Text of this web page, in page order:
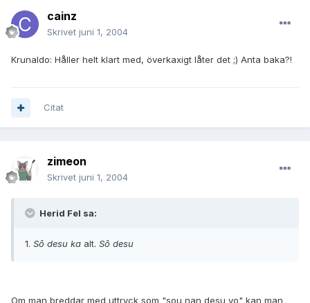
cainz
Skrivet juni 1, 2004
Krunaldo: Håller helt klart med, överkaxigt låter det ;) Anta baka?!
Citat
zimeon
Skrivet juni 1, 2004
Herid Fel sa:
1. Sô desu ka alt. Sô desu
Om man breddar med uttryck som "sou nan desu yo" kan man